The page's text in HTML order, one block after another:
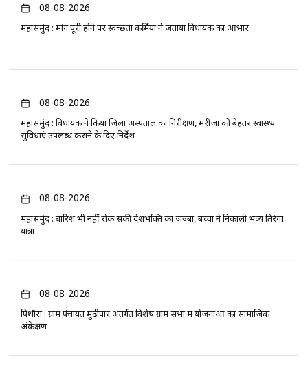
08-08-2026
महासमुंद : मांग पूरी होने पर स्वच्छता कर्मियों ने जताया विधायक का आभार
08-08-2026
महासमुंद : विधायक ने किया जिला अस्पताल का निरीक्षण, मरीजों को बेहतर स्वास्थ्य
सुविधाएं उपलब्ध कराने के दिए निर्देश
08-08-2026
महासमुंद : बारिश भी नहीं रोक सकी देशभक्ति का जज्बा, बच्चों ने निकाली भव्य तिरंगा
यात्रा
08-08-2026
पिथौरा : ग्राम पंचायत मुढ़ीपार अंतर्गत विशेष ग्राम सभा में योजनाओं का सामाजिक
अंकेक्षण